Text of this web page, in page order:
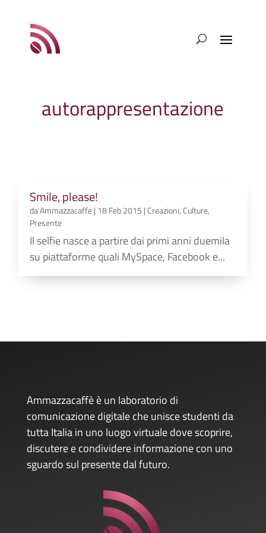
autorappresentazione
Smile, please!
daAmmazzacaffe| 18 Feb 2015 |Creazioni,Culture,
Presente
Il selfie nasce a partire dai primi anni duemila
su piattaforme quali MySpace, Facebook e...
Ammazzacaffè è un laboratorio di
comunicazione digitale che unisce studenti da
tutta Italia in uno luogo virtuale dove scoprire,
discutere e condividere informazione con uno
sguardo sul presente dal futuro.